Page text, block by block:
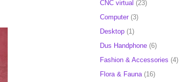
CNC virtual (23)
Computer (3)
Desktop (1)
Dus Handphone (6)
Fashion & Accessories (4)
Flora & Fauna (16)